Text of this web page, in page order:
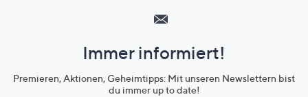
Unternehmensinformationen
Immer informiert!
Premieren, Aktionen, Geheimtipps: Mit unseren Newslettern bist
du immer up to date!